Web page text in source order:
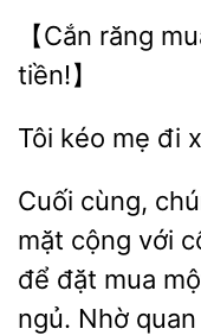
【Cắn
tiền!】
đi
Cuối cùng,
mặt cộng với
để đặt mua
ngủ. Nhờ